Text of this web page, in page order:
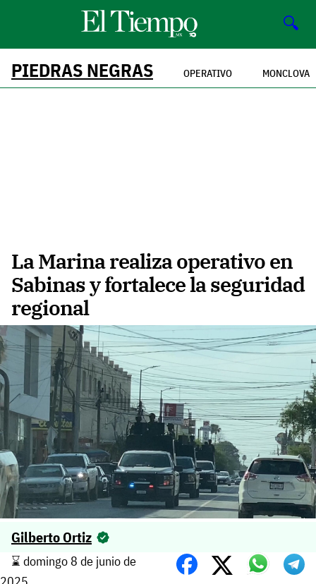
🔍
PIEDRAS NEGRAS OPERATIVO MONCLOVA
La Marina realiza operativo en
Sabinas y fortalece la seguridad
regional
Gilberto Ortiz
⌛️ domingo 8 de junio de